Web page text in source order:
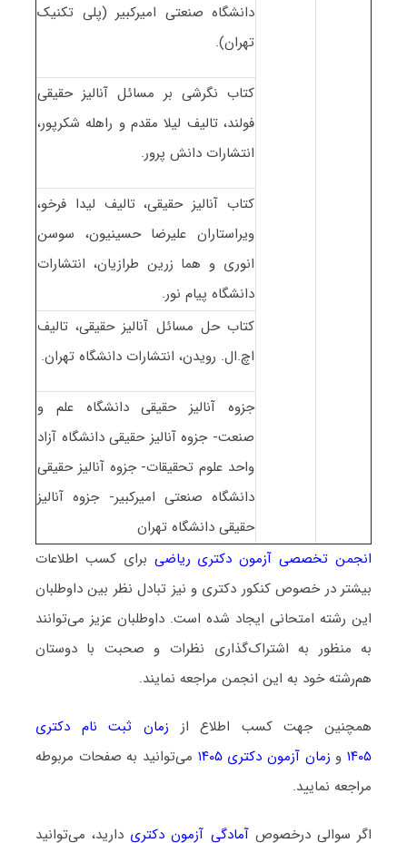
دانشگاه صنعتی امیرکبیر (پلی تکنیک
تهران).
کتاب نگرشی بر مسائل آنالیز حقیقی
فولند، تالیف لیلا مقدم و راهله شکرپور،
انتشارات دانش پرور.
کتاب آنالیز حقیقی، تالیف لیدا فرخو،
ویراستاران علیرضا حسینیون، سوسن
انوری و هما زرین طرازیان، انتشارات
دانشگاه پیام نور.
کتاب حل مسائل آنالیز حقیقی، تالیف
اچ.ال. رویدن، انتشارات دانشگاه تهران.
جزوه آنالیز حقیقی دانشگاه علم و
صنعت- جزوه آنالیز حقیقی دانشگاه آزاد
واحد علوم تحقیقات- جزوه آنالیز حقیقی
دانشگاه صنعتی امیرکبیر- جزوه آنالیز
حقیقی دانشگاه تهران
انجمن تخصصی آزمون دکتری ریاضی برای کسب اطلاعات
بیشتر در خصوص کنکور دکتری و نیز تبادل نظر بین داوطلبان
این رشته امتحانی ایجاد شده است. داوطلبان عزیز می‌توانند
به منظور به اشتراک‌گذاری نظرات و صحبت با دوستان
هم‌رشته خود به این انجمن مراجعه نمایند.
همچنین جهت کسب اطلاع از زمان ثبت نام دکتری
۱۴۰۵ و زمان آزمون دکتری ۱۴۰۵
می‌توانید به صفحات مربوطه
مراجعه نمایید.
اگر سوالی درخصوصآمادگی آزمون دکتری دارید، می‌توانید